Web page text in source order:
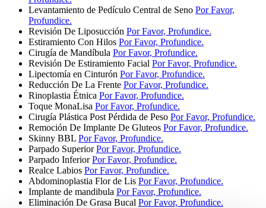
Levantamiento de Pedículo Central de Seno Por Favor,
Profundice.
Revisión De Liposucción Por Favor, Profundice.
Estiramiento Con Hilos Por Favor, Profundice.
Cirugía de Mandíbula Por Favor, Profundice.
Revisión De Estiramiento Facial Por Favor, Profundice.
Lipectomía en Cinturón Por Favor, Profundice.
Reducción De La Frente Por Favor, Profundice.
Rinoplastia Étnica Por Favor, Profundice.
Toque MonaLisa Por Favor, Profundice.
Cirugía Plástica Post Pérdida de Peso Por Favor, Profundice.
Remoción De Implante De Gluteos Por Favor, Profundice.
Skinny BBL Por Favor, Profundice.
Parpado Superior Por Favor, Profundice.
Parpado Inferior Por Favor, Profundice.
Realce Labios Por Favor, Profundice.
Abdominoplastia Flor de Lis Por Favor, Profundice.
Implante de mandibula Por Favor, Profundice.
Eliminación De Grasa Bucal Por Favor, Profundice.